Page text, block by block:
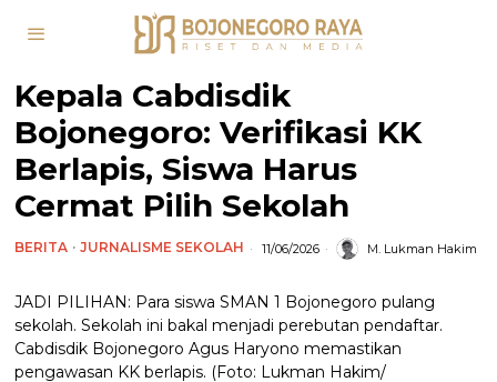
Kepala Cabdisdik
Bojonegoro: Verifikasi KK
Berlapis, Siswa Harus
Cermat Pilih Sekolah
BERITA · JURNALISME SEKOLAH 11/06/2026 M. Lukman Hakim
JADI PILIHAN: Para siswa SMAN 1 Bojonegoro pulang
sekolah. Sekolah ini bakal menjadi perebutan pendaftar.
Cabdisdik Bojonegoro Agus Haryono memastikan
pengawasan KK berlapis. (Foto: Lukman Hakim/